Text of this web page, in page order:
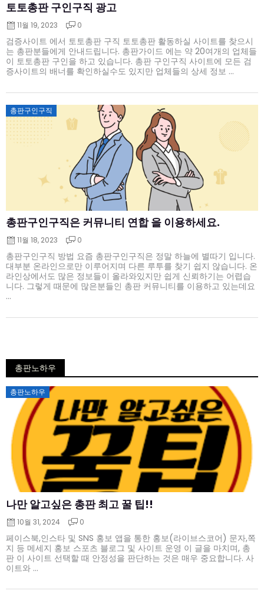
토토총판 구인구직 광고
11월 19, 2023 0
검증사이트 에서 토토총판 구직 토토총판 활동하실 사이트를 찾으시
는 총판분들에게 안내드립니다. 총판가이드 에는 약 20여개의 업체들
이 토토총판 구인을 하고 있습니다. 총판 구인구직 사이트에 모든 검
증사이트의 배너를 확인하실수도 있지만 업체들의 상세 정보 ...
총판구인구직
총판구인구직은 커뮤니티 연합 을 이용하세요.
Posted
on
11월 18, 2023 0
총판구인구직 방법 요즘 총판구인구직은 정말 하늘에 별따기 입니다.
대부분 온라인으로만 이루어지며 다른 루투를 찾기 쉽지 않습니다. 온
라인상에서도 많은 정보들이 올라와있지만 쉽게 신뢰하기는 어렵습
니다. 그렇게 때문에 많은분들인 총판 커뮤니티를 이용하고 있는데요
...
총판노하우
총판노하우
나만 알고싶은 총판 최고 꿀 팁!!
Posted
on
10월 31, 2024 0
페이스북,인스타 및 SNS 홍보 앱을 통한 홍보(라이브스코어) 문자,쪽
지 등 메세지 홍보 스포츠 블로그 및 사이트 운영 이 글을 마치며, 총
판 이 사이트 선택할 때 안정성을 판단하는 것은 매우 중요합니다. 사
이트와 ...